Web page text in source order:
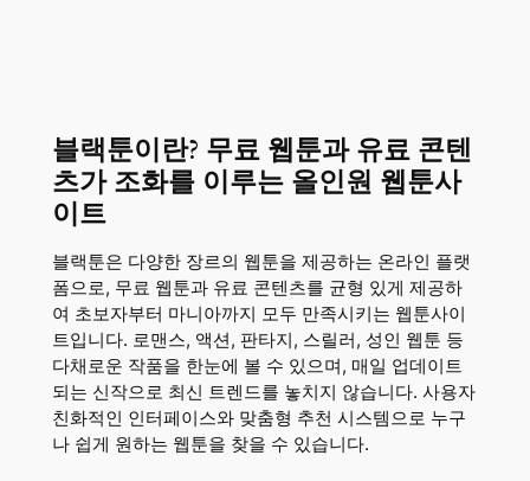
블랙툰이란? 무료 웹툰과 유료 콘텐
츠가 조화를 이루는 올인원 웹툰사
이트
블랙툰은 다양한 장르의 웹툰을 제공하는 온라인 플랫
폼으로, 무료 웹툰과 유료 콘텐츠를 균형 있게 제공하
여 초보자부터 마니아까지 모두 만족시키는 웹툰사이
트입니다. 로맨스, 액션, 판타지, 스릴러, 성인 웹툰 등
다채로운 작품을 한눈에 볼 수 있으며, 매일 업데이트
되는 신작으로 최신 트렌드를 놓치지 않습니다. 사용자
친화적인 인터페이스와 맞춤형 추천 시스템으로 누구
나 쉽게 원하는 웹툰을 찾을 수 있습니다.